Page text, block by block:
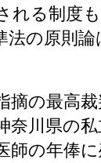
れる制度
法の原則
摘の最高
奈川県の
師の年俸